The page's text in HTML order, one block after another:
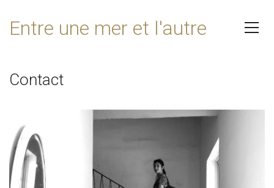
Entre une mer et l'autre
Contact